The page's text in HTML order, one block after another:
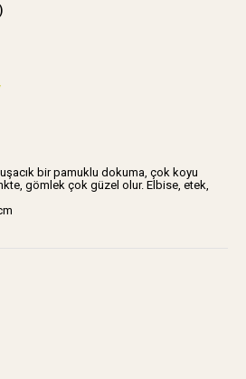
bir pamuklu dokuma, çok koyu
gömlek çok güzel olur. Elbise, etek,